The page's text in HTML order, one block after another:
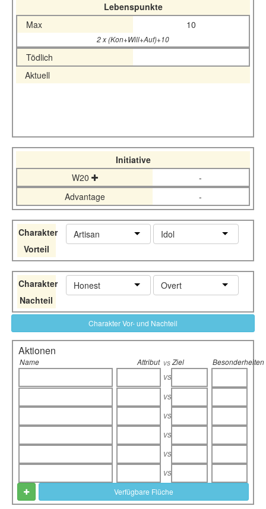
Lebenspunkte
Max
10
2 x (Kon+Will+Auf)+10
Tödlich
Aktuell
Initiative
W20
-
Advantage
-
Charakter
Vorteil
Artisan Idol
Charakter
Nachteil
Honest Overt
Charakter Vor- und Nachteil
Aktionen
Name Attribut vs Ziel Besonderheiten
vs
vs
vs
vs
vs
vs
Verfügbare Flüche